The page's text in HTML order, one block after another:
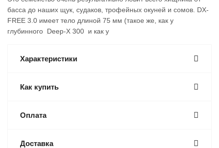
басса до наших щук, судаков, трофейных окуней и сомов. DX-
FREE 3.0 имеет тело длиной 75 мм (такое же, как у
глубинного Deep-X 300 и как у
Характеристики
Как купить
Оплата
Доставка